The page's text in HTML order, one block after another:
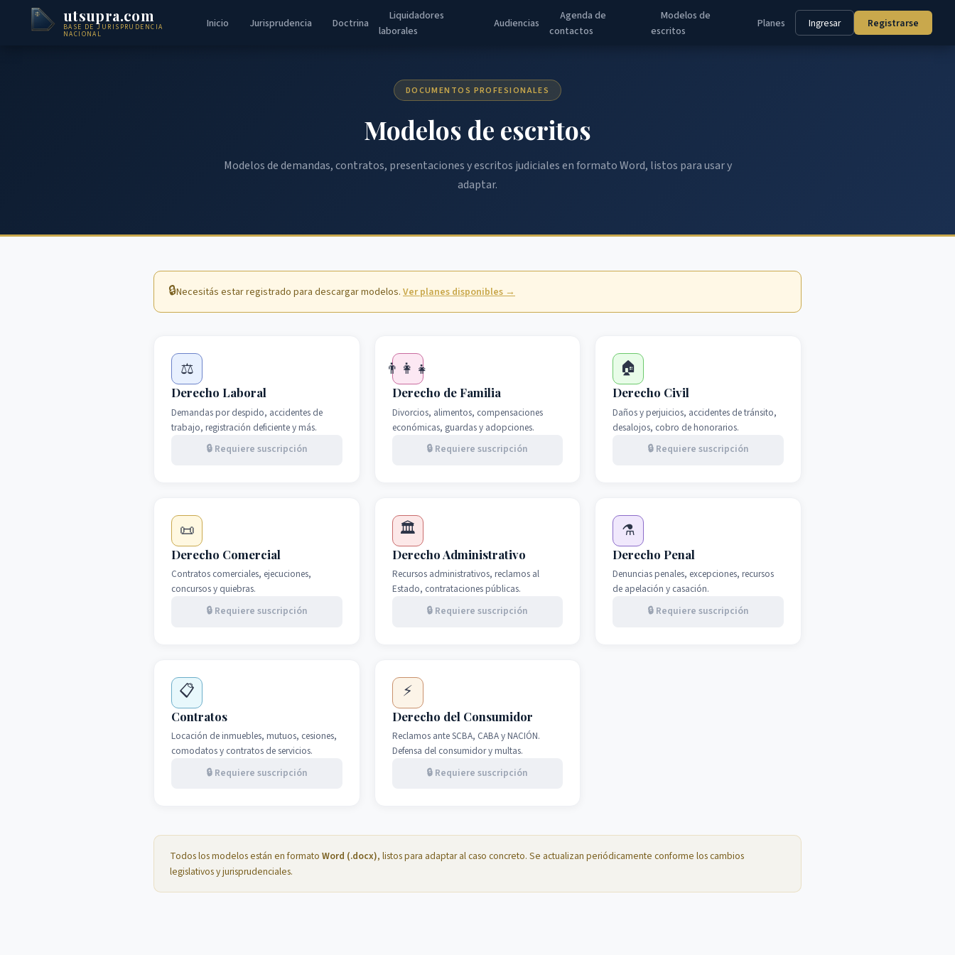
utsupra.com
BASE DE JURISPRUDENCIA
NACIONAL
Inicio Jurisprudencia Doctrina
Liquidadores
laborales
Audiencias
Agenda de
contactos
Modelos de
escritos
Planes Ingresar Registrarse
DOCUMENTOS PROFESIONALES
Modelos de escritos
Modelos de demandas, contratos, presentaciones y escritos judiciales en formato Word, listos para usar y
adaptar.
🔒Necesitás estar registrado para descargar modelos. Ver planes disponibles →
⚖️
Derecho Laboral
Demandas por despido, accidentes de
trabajo, registración deficiente y más.
🔒 Requiere suscripción
👨‍👩‍👧
Derecho de Familia
Divorcios, alimentos, compensaciones
económicas, guardas y adopciones.
🔒 Requiere suscripción
🏠
Derecho Civil
Daños y perjuicios, accidentes de tránsito,
desalojos, cobro de honorarios.
🔒 Requiere suscripción
📜
Derecho Comercial
Contratos comerciales, ejecuciones,
concursos y quiebras.
🔒 Requiere suscripción
🏛️
Derecho Administrativo
Recursos administrativos, reclamos al
Estado, contrataciones públicas.
🔒 Requiere suscripción
⚗️
Derecho Penal
Denuncias penales, excepciones, recursos
de apelación y casación.
🔒 Requiere suscripción
📋
Contratos
Locación de inmuebles, mutuos, cesiones,
comodatos y contratos de servicios.
🔒 Requiere suscripción
⚡
Derecho del Consumidor
Reclamos ante SCBA, CABA y NACIÓN.
Defensa del consumidor y multas.
🔒 Requiere suscripción
Todos los modelos están en formatoWord (.docx), listos para adaptar al caso concreto. Se actualizan periódicamente conforme los cambios
legislativos y jurisprudenciales.